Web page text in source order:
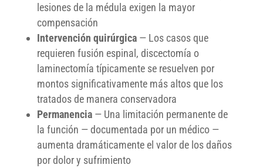
lesiones de la médula exigen la mayor
compensación
Intervención quirúrgica— Los casos que
requieren fusión espinal, discectomía o
laminectomía típicamente se resuelven por
montos significativamente más altos que los
tratados de manera conservadora
Permanencia— Una limitación permanente de
la función — documentada por un médico —
aumenta dramáticamente el valor de los daños
por dolor y sufrimiento